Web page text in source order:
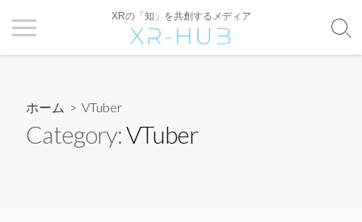
XRの「知」を共創するメディア
ホーム > VTuber
Category:VTuber